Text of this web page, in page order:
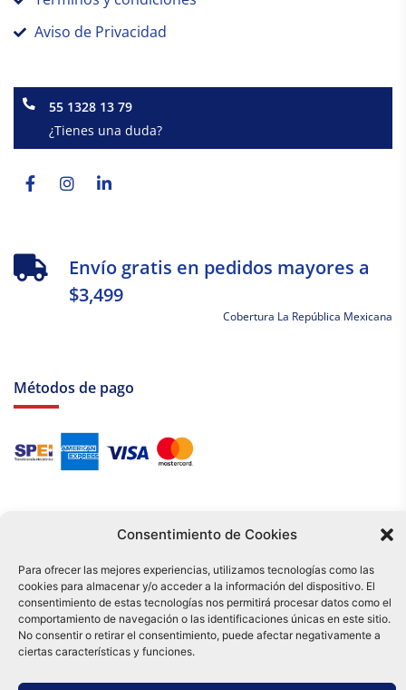
Consentimiento de Cookies
Para ofrecer las mejores experiencias, utilizamos tecnologías como las
cookies para almacenar y/o acceder a la información del dispositivo. El
consentimiento de estas tecnologías nos permitirá procesar datos como el
comportamiento de navegación o las identificaciones únicas en este sitio.
No consentir o retirar el consentimiento, puede afectar negativamente a
ciertas características y funciones.
Aviso de Privacidad
55 1328 13 79
¿Tienes una duda?
f
Envío gratis en pedidos mayores a
$3,499
Cobertura La República Mexicana
Métodos de pago
Tu compra es respaldada por nuestro certificado SSL y operada bajo las
mejores prácticas de seguridad.
Distribuidora Tamex - México
e-commerce